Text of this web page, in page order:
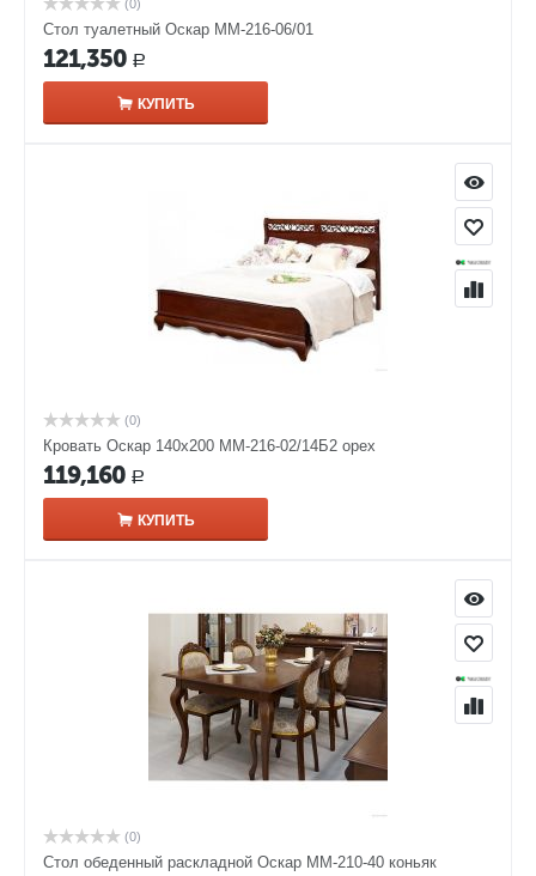
(0)
Стол туалетный Оскар ММ-216-06/01
121,350 Р
КУПИТЬ
(0)
Кровать Оскар 140х200 ММ-216-02/14Б2 орех
119,160 Р
КУПИТЬ
(0)
Стол обеденный раскладной Оскар ММ-210-40 коньяк